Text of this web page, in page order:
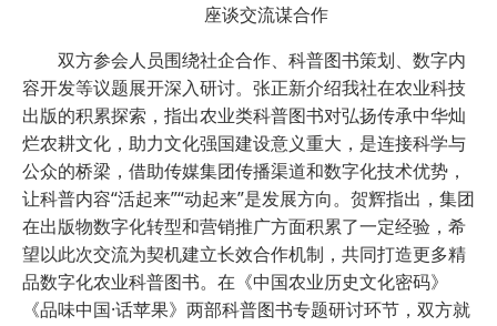
座谈交流谋合作
双方参会人员围绕社企合作、科普图书策划、数字内
容开发等议题展开深入研讨。张正新介绍我社在农业科技
出版的积累探索，指出农业类科普图书对弘扬传承中华灿
烂农耕文化，助力文化强国建设意义重大，是连接科学与
公众的桥梁，借助传媒集团传播渠道和数字化技术优势，
让科普内容“活起来”“动起来”是发展方向。贺辉指出，集团
在出版物数字化转型和营销推广方面积累了一定经验，希
望以此次交流为契机建立长效合作机制，共同打造更多精
品数字化农业科普图书。在《中国农业历史文化密码》
《品味中国·话苹果》两部科普图书专题研讨环节，双方就